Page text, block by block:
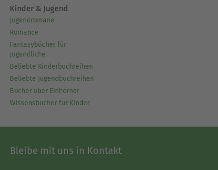
Kinder & Jugend
Jugendromane
Romance
Fantasybücher für
Jugendliche
Beliebte Kinderbuchreihen
Beliebte Jugendbuchreihen
Bücher über Einhörner
Wissensbücher für Kinder
Bleibe mit uns in Kontakt